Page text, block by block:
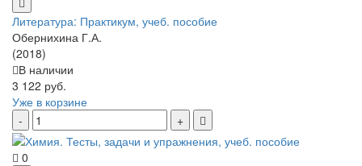
Литература: Практикум, учеб. пособие
Обернихина Г.А.
(2018)
В наличии
3 122 руб.
Уже в корзине
0